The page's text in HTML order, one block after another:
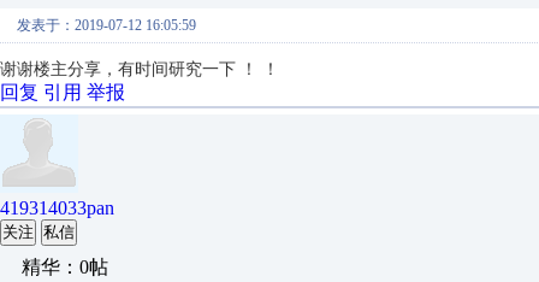
发表于：2019-07-12 16:05:59
谢谢楼主分享，有时间研究一下 ！ ！
回复 引用 举报
419314033pan
关注 私信
精华：0帖